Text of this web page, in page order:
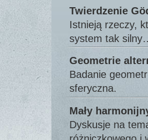
Twierdzenie
Istnieją rzeczy,
system tak
Geometrie
Badanie
sferyczna.
Mały
Dyskusje na